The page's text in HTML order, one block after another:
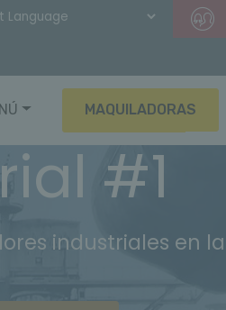
MAQUILADORAS
#1
industriales en